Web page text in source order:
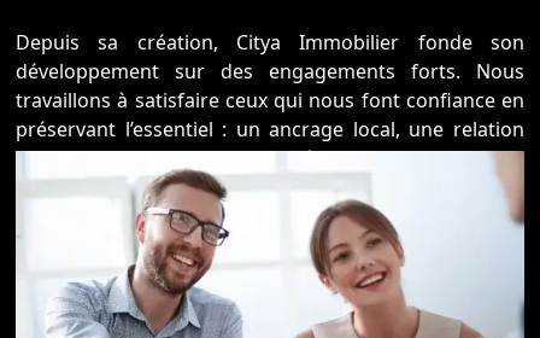
Depuis sa création, Citya Immobilier fonde son
développement sur des engagements forts. Nous
travaillons à satisfaire ceux qui nous font confiance en
préservant l’essentiel : un ancrage local, une relation
commerciale de proximité et l’attachement
intransigeant à la qualité et à la rigueur dans
l’accompagnement de nos clients.